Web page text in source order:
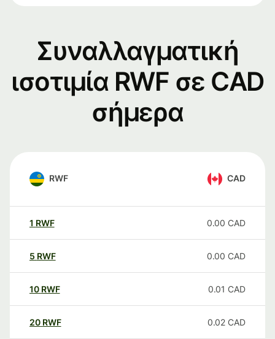
Συναλλαγματική
ισοτιμία RWF σε CAD
σήμερα
RWF CAD
1 RWF 0.00 CAD
5 RWF 0.00 CAD
10 RWF 0.01 CAD
20 RWF 0.02 CAD